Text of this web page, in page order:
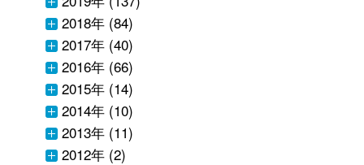
2018年 (84)
2017年 (40)
2016年 (66)
2015年 (14)
2014年 (10)
2013年 (11)
2012年 (2)